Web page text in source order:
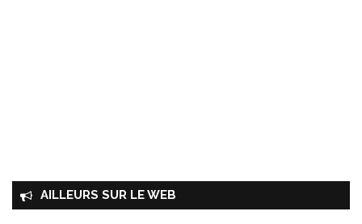
AILLEURS SUR LE WEB